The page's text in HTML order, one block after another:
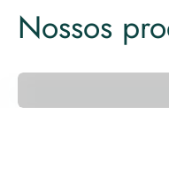
Gravuras
Certificadas